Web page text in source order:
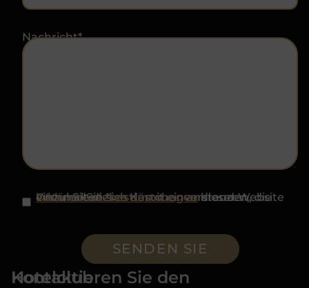
Kontaktieren Sie den Hotelclub
Nachricht*
DSGVO
* Wenn Sie dieses Kästchen ankreuzen, erklären Sie sich damit einverstanden, die
Datenschutzbestimmungen
dieser Website einzuhalten.*